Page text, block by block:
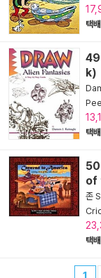
택배
k)
택배
of
존
택배